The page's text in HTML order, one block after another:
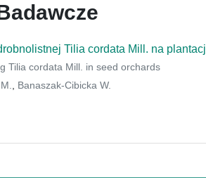
Tilia cordata Mill. na
Tilia cordata Mill. in seed orchards
Banaszak-Cibicka W.